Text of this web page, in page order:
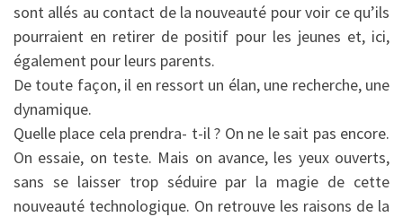
sont allés au contact de la nouveauté pour voir ce qu’ils
pourraient en retirer de positif pour les jeunes et, ici,
également pour leurs parents.
De toute façon, il en ressort un élan, une recherche, une
dynamique.
Quelle place cela prendra- t-il ? On ne le sait pas encore.
On essaie, on teste. Mais on avance, les yeux ouverts,
sans se laisser trop séduire par la magie de cette
nouveauté technologique. On retrouve les raisons de la